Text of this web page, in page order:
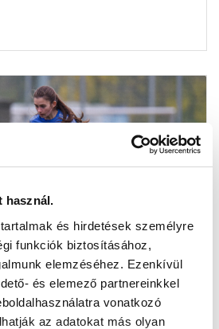
használ.
és hirdetések személyre
funkciók biztosításához,
elemzéséhez. Ezenkívül
és elemező partnereinkkel
vonatkozó
az adatokat más olyan
JÁTÉKOSUNK IS 15
AZ ŐSZ FOLYAMÁN